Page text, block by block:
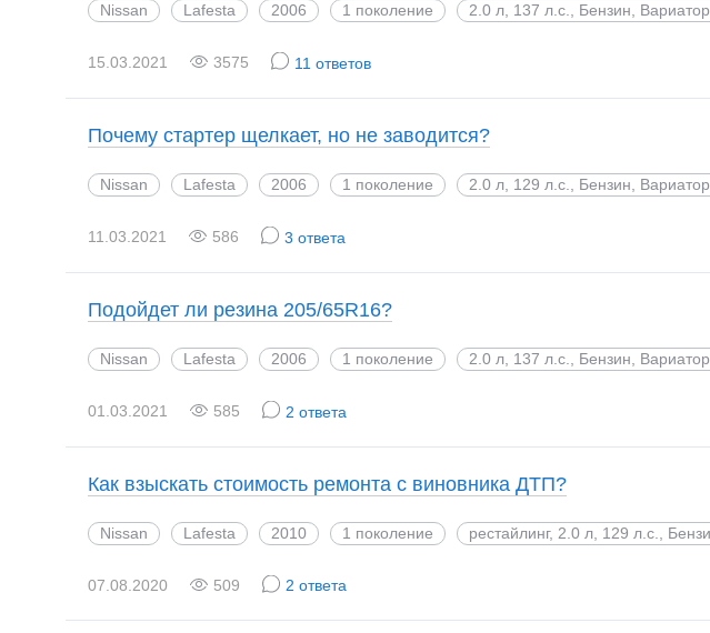
Nissan Lafesta 2006 1 поколение 2.0 л, 137 л.с., Бензин, Вариатор
15.03.2021 3575 11 ответов
Почему стартер щелкает, но не заводится?
Nissan Lafesta 2006 1 поколение 2.0 л, 129 л.с., Бензин, Вариатор
11.03.2021 586 3 ответа
Подойдет ли резина 205/65R16?
Nissan Lafesta 2006 1 поколение 2.0 л, 137 л.с., Бензин, Вариатор
01.03.2021 585 2 ответа
Как взыскать стоимость ремонта с виновника ДТП?
Nissan Lafesta 2010 1 поколение рестайлинг, 2.0 л, 129 л.с.,
07.08.2020 509 2 ответа